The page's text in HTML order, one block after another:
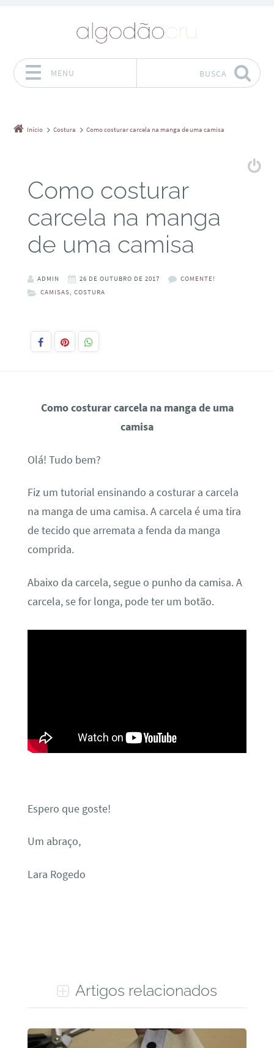
MENU BUSCA
Início Costura Como costurar carcela na manga de uma camisa
Como costurar
carcela na manga
de uma camisa
ADMIN 26 DE OUTUBRO DE 2017
COMENTE!
CAMISAS, COSTURA
Como costurar carcela na manga de uma
camisa
Olá! Tudo bem?
Fiz um tutorial ensinando a costurar a carcela
na manga de uma camisa. A carcela é uma tira
de tecido que arremata a fenda da manga
comprida.
Abaixo da carcela, segue o punho da camisa. A
carcela, se for longa, pode ter um botão.
Espero que goste!
Um abraço,
Lara Rogedo
Artigos relacionados